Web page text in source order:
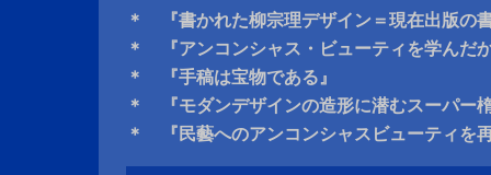
＊ 『書かれた柳宗理デザイン＝現在出版の
＊ 『アンコンシャス・ビューティを学んだ
＊ 『手稿は宝物である』
＊ 『モダンデザインの造形に潜むスーパー
＊ 『民藝へのアンコンシャスビューティを